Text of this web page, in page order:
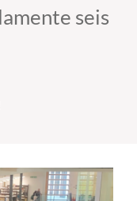
seis